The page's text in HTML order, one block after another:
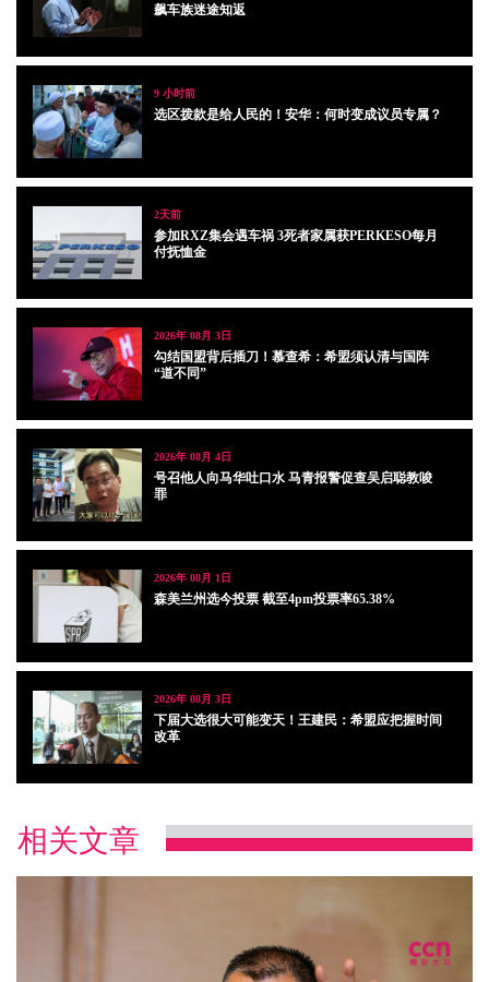
飙车族迷途知返
9 小时前
选区拨款是给人民的！安华：何时变成议员专属？
2天前
参加RXZ集会遇车祸 3死者家属获PERKESO每月
付抚恤金
2026年 08月 3日
勾结国盟背后插刀！慕查希：希盟须认清与国阵
“道不同”
2026年 08月 4日
号召他人向马华吐口水 马青报警促查吴启聪教唆
罪
2026年 08月 1日
森美兰州选今投票 截至4pm投票率65.38%
2026年 08月 3日
下届大选很大可能变天！王建民：希盟应把握时间
改革
相关文章